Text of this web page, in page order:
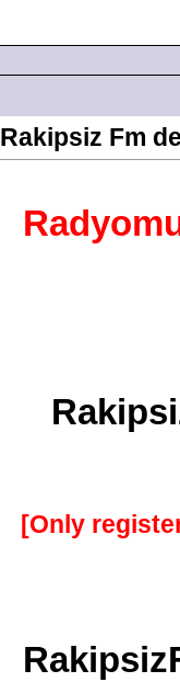
Rakipsiz Fm
[Only